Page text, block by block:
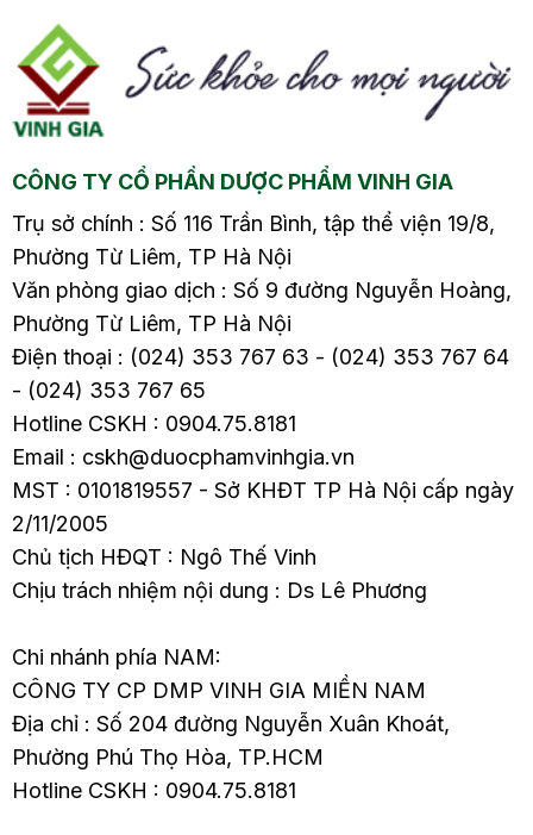
lại đơn giản, dễ thực
hiện tại nhà ngay sau
đây.
cung cấp cho bạn
những thông tin hữu
ích nhất về táo bón và
quanh chứng bệnh này
để biết cách phòng
tránh và điều trị khi
gặp phải.
CÔNG TY CỔ PHẦN DƯỢC PHẨM VINH GIA
Trụ sở chính : Số 116 Trần Bình, tập thể viện 19/8,
Phường Từ Liêm, TP Hà Nội
Văn phòng giao dịch : Số 9 đường Nguyễn Hoàng,
Phường Từ Liêm, TP Hà Nội
Điện thoại : (024) 353 767 63 - (024) 353 767 64
- (024) 353 767 65
Hotline CSKH : 0904.75.8181
Email : cskh@duocphamvinhgia.vn
MST : 0101819557 - Sở KHĐT TP Hà Nội cấp ngày
2/11/2005
Chủ tịch HĐQT : Ngô Thế Vinh
Chịu trách nhiệm nội dung : Ds Lê Phương
Chi nhánh phía NAM:
CÔNG TY CP DMP VINH GIA MIỀN NAM
Địa chỉ : Số 204 đường Nguyễn Xuân Khoát,
Phường Phú Thọ Hòa, TP.HCM
Hotline CSKH : 0904.75.8181